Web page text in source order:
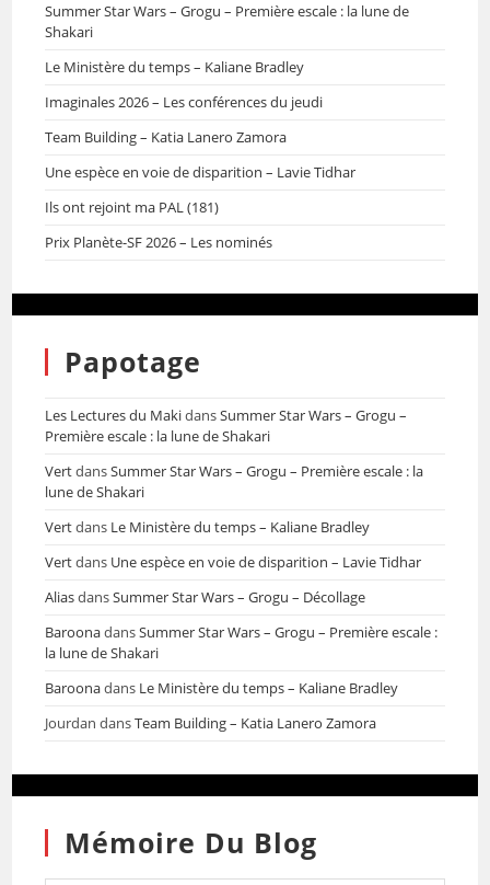
Summer Star Wars – Grogu – Première escale : la lune de
Shakari
Le Ministère du temps – Kaliane Bradley
Imaginales 2026 – Les conférences du jeudi
Team Building – Katia Lanero Zamora
Une espèce en voie de disparition – Lavie Tidhar
Ils ont rejoint ma PAL (181)
Prix Planète-SF 2026 – Les nominés
Papotage
Les Lectures du MakidansSummer Star Wars – Grogu –
Première escale : la lune de Shakari
VertdansSummer Star Wars – Grogu – Première escale : la
lune de Shakari
Vertdans Le Ministère du temps – Kaliane Bradley
Vertdans Une espèce en voie de disparition – Lavie Tidhar
AliasdansSummer Star Wars – Grogu – Décollage
BaroonadansSummer Star Wars – Grogu – Première escale :
la lune de Shakari
Baroonadans Le Ministère du temps – Kaliane Bradley
Jourdan dansTeam Building – Katia Lanero Zamora
Mémoire Du Blog